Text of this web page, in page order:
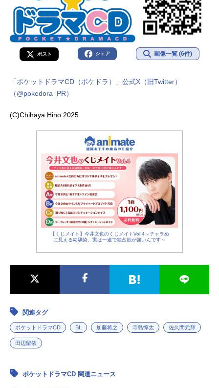
ポスト シェア 画像一覧 (6件)
「ポケットドラマCD（ポケドラ）」公式X（旧Twitter）
（@pokedora_PR）
(C)Chihaya Hino 2025
【くじメイト】今井文也のくじメイトVol.4～チャラめ
に見える幼馴染、実は一途で独占欲が強いんです～
関連タグ
ポケットドラマCD BL 加藤将之 寺島惇太 佐久間元輝
田辺留依
ポケットドラマCD 関連ニュース